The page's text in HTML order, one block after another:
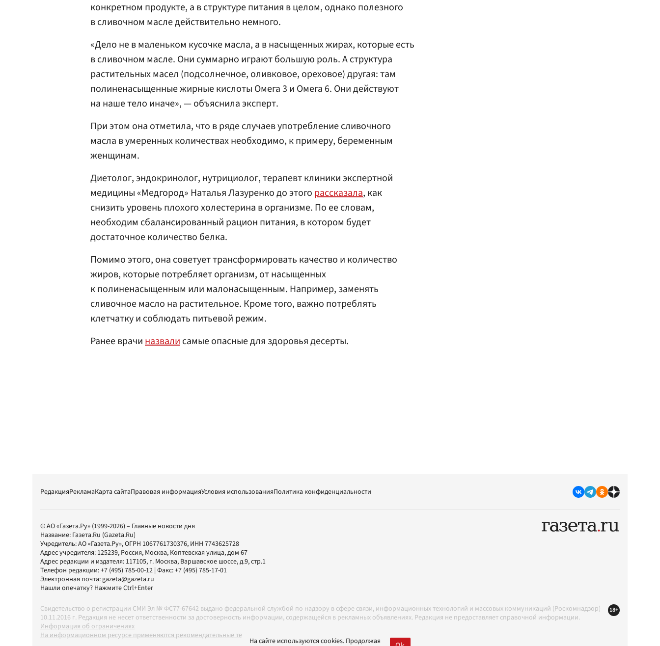
конкретном продукте, а в структуре питания в целом, однако полезного
в сливочном масле действительно немного.
«Дело не в маленьком кусочке масла, а в насыщенных жирах, которые есть
в сливочном масле. Они суммарно играют большую роль. А структура
растительных масел (подсолнечное, оливковое, ореховое) другая: там
полиненасыщенные жирные кислоты Омега 3 и Омега 6. Они действуют
на наше тело иначе», — объяснила эксперт.
При этом она отметила, что в ряде случаев употребление сливочного
масла в умеренных количествах необходимо, к примеру, беременным
женщинам.
Диетолог, эндокринолог, нутрициолог, терапевт клиники экспертной
медицины «Медгород» Наталья Лазуренко до этого рассказала, как
снизить уровень плохого холестерина в организме. По ее словам,
необходим сбалансированный рацион питания, в котором будет
достаточное количество белка.
Помимо этого, она советует трансформировать качество и количество
жиров, которые потребляет организм, от насыщенных
к полиненасыщенным или малонасыщенным. Например, заменять
сливочное масло на растительное. Кроме того, важно потреблять
клетчатку и соблюдать питьевой режим.
Ранее врачиназвалисамые опасные для здоровья десерты.
РедакцияРекламаКарта сайтаПравовая информацияУсловия использованияПолитика конфиденциальности
© АО «Газета.Ру» (1999-2026) – Главные новости дня
Название: Газета.Ru (Gazeta.Ru)
Учредитель:АО «Газета.Ру», ОГРН 1067761730376, ИНН 7743625728
Адрес учредителя: 125239, Россия, Москва, Коптевская улица, дом 67
Адрес редакции и издателя: 117105, г. Москва, Варшавское шоссе, д.9, стр.1
Телефон редакции:+7 (495) 785-00-12 | Факс:+7 (495) 785-17-01
Электронная почта:gazeta@gazeta.ru
Нашли опечатку? Нажмите Ctrl+Enter
Свидетельство о регистрации СМИ Эл № ФС77-67642 выдано федеральной службой по надзору в сфере связи, информационных технологий и массовых коммуникаций (Роскомнадзор)
10.11.2016 г. Редакция не несет ответственности за достоверность информации, содержащейся в рекламных объявлениях. Редакция не предоставляет справочной информации.
Информация об ограничениях
На информационном ресурсе применяются рекомендательные технологии в соответствии с Правилами
18+
На сайте используются cookies. Продолжая